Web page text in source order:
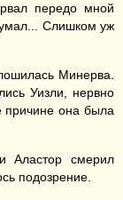
передо мной
Слишком уж
Минерва.
Уизли, нервно
причине она была
смерил
подозрение.